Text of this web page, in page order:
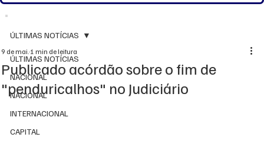
ÚLTIMAS NOTÍCIAS
NACIONAL
NACIONAL
INTERNACIONAL
CAPITAL
ÚLTIMAS NOTÍCIAS
Publicado acórdão sobre o fim de
"penduricalhos" no Judiciário
9 de mai.1 min de leitura